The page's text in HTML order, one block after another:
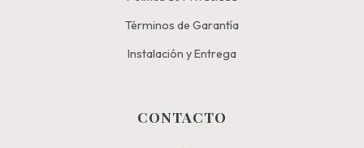
Términos de Garantía
Instalación y Entrega
CONTACTO